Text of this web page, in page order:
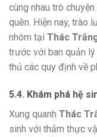
cùng nhau trò
quên. Hiện nay, trào
nhóm tại Thác
trước với ban quản
thủ các quy định về
5.4. Khám phá hệ
Xung quanh Thác
sinh với thảm thực